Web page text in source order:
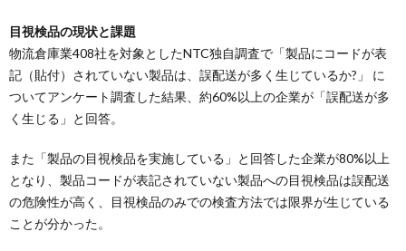
目視検品の現状と課題
物流倉庫業408社を対象としたNTC独自調査で「製品にコードが表
記（貼付）されていない製品は、誤配送が多く生じているか?」 に
ついてアンケート調査した結果、約60%以上の企業が「誤配送が多
く生じる」と回答。
また「製品の目視検品を実施している」と回答した企業が80%以上
となり、製品コードが表記されていない製品への目視検品は誤配送
の危険性が高く、目視検品のみでの検査方法では限界が生じている
ことが分かった。